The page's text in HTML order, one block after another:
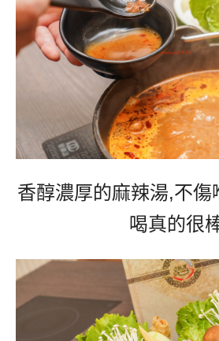
香醇濃厚的麻辣湯,不傷
喝真的很